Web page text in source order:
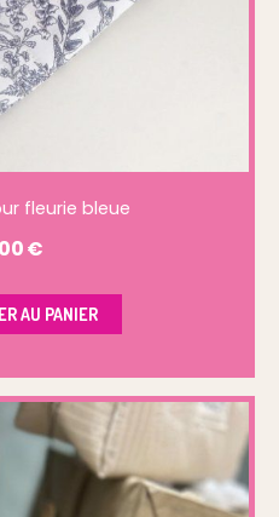
fleurie bleue
€
AU PANIER